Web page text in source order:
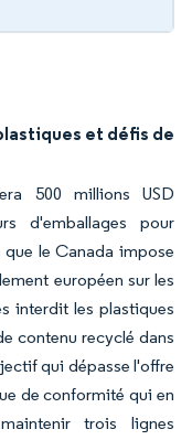
et défis de
500 millions USD
d'emballages pour
le Canada impose
européen sur les
interdit les plastiques
contenu recyclé dans
qui dépasse l'offre
de conformité qui en
trois lignes